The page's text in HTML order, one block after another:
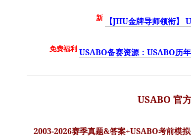
新 【JHU金牌导师领衔】
免费福利USABO备赛资源：USABO历
USABO 官
2003-2026赛季真题&答案+USABO考前模